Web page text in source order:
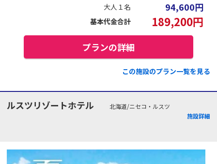
大人１名 94,600円
基本代金合計 189,200円
プランの詳細
この施設のプラン一覧を見る
ルスツリゾートホテル
北海道/ニセコ・ルスツ
施設詳細